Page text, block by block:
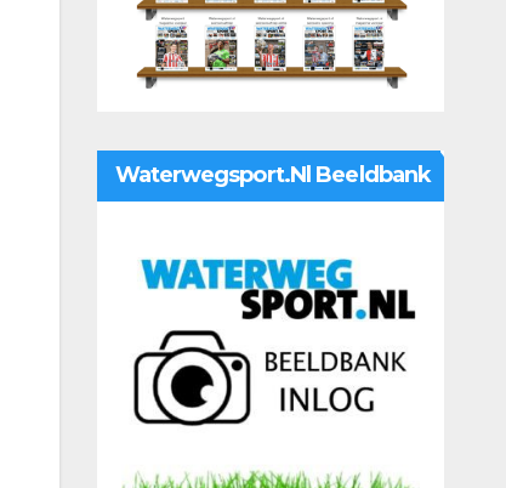
Waterwegsport.nl Beeldbank